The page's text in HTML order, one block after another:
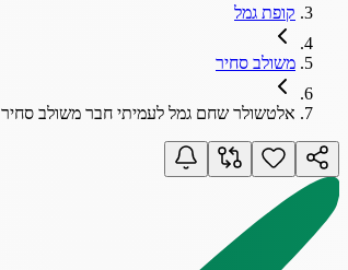
קופת גמל
משולב סחיר
אלטשולר שחם גמל לעמיתי חבר משולב סחיר